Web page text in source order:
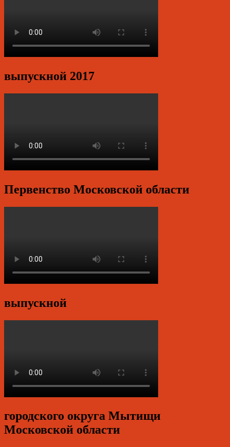
выпускной 2017
Первенство Московской области
выпускной
городского округа Мытищи
Московской области